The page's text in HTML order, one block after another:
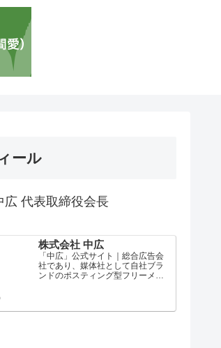
ール
広 代表取締役会長
株式会社 中広
「中広」公式サイト｜総合広告会
社であり、媒体社として自社ブラ
ンドのポスティング型フリーメデ